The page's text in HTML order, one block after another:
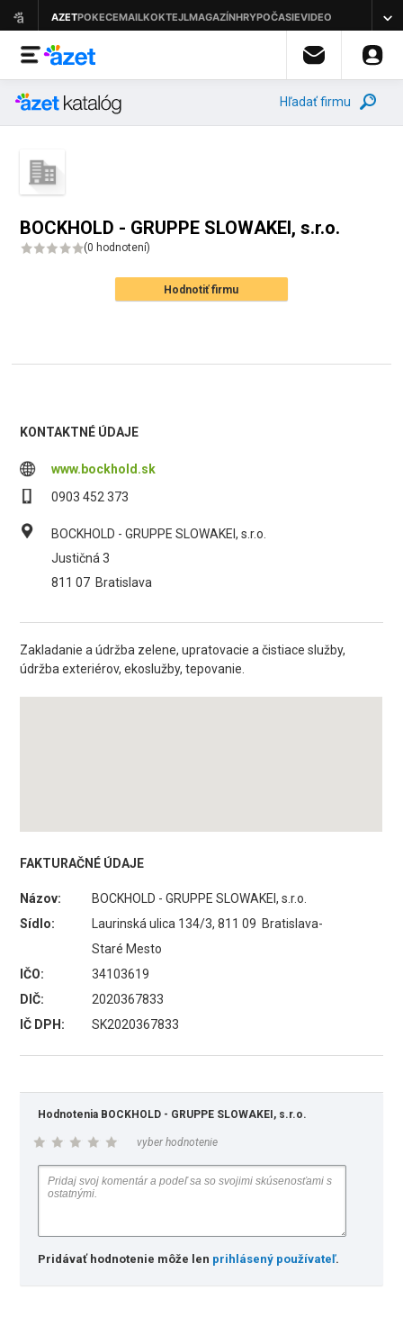
Hľadať firmu
BOCKHOLD - GRUPPE SLOWAKEI, s.r.o.
(0 hodnotení)
Hodnotiť firmu
KONTAKTNÉ ÚDAJE
www.bockhold.sk
0903 452 373
BOCKHOLD - GRUPPE SLOWAKEI, s.r.o.
Justičná 3
811 07 Bratislava
Zakladanie a údržba zelene, upratovacie a čistiace služby,
údržba exteriérov, ekoslužby, tepovanie.
FAKTURAČNÉ ÚDAJE
Názov:
BOCKHOLD - GRUPPE SLOWAKEI, s.r.o.
Sídlo:
Laurinská ulica 134/3, 811 09 Bratislava-
Staré Mesto
IČO:
34103619
DIČ:
2020367833
IČ DPH:
SK2020367833
Hodnotenia BOCKHOLD - GRUPPE SLOWAKEI, s.r.o.
vyber hodnotenie
Pridávať hodnotenie môže len prihlásený používateľ.